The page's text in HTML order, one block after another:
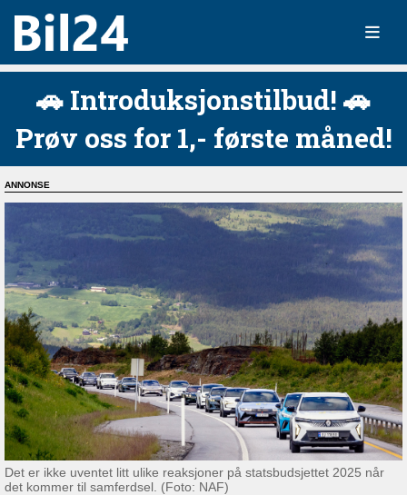
🚗 Introduksjonstilbud! 🚗
Prøv oss for 1,- første måned!
Det er ikke uventet litt ulike reaksjoner på statsbudsjettet 2025 når
det kommer til samferdsel. (Foto: NAF)